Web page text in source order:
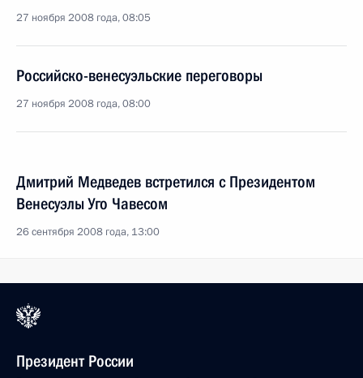
27 ноября 2008 года, 08:05
Российско-венесуэльские переговоры
27 ноября 2008 года, 08:00
Дмитрий Медведев встретился с Президентом
Венесуэлы Уго Чавесом
26 сентября 2008 года, 13:00
Президент России